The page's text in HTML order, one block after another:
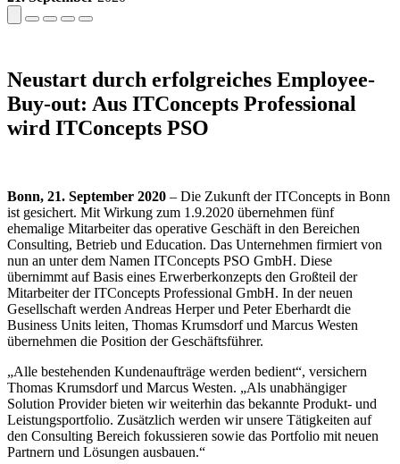
Neustart durch erfolgreiches Employee-
Buy-out: Aus ITConcepts Professional
wird ITConcepts PSO
Bonn, 21. September 2020 – Die Zukunft der ITConcepts in Bonn
ist gesichert. Mit Wirkung zum 1.9.2020 übernehmen fünf
ehemalige Mitarbeiter das operative Geschäft in den Bereichen
Consulting, Betrieb und Education. Das Unternehmen firmiert von
nun an unter dem Namen ITConcepts PSO GmbH. Diese
übernimmt auf Basis eines Erwerberkonzepts den Großteil der
Mitarbeiter der ITConcepts Professional GmbH. In der neuen
Gesellschaft werden Andreas Herper und Peter Eberhardt die
Business Units leiten, Thomas Krumsdorf und Marcus Westen
übernehmen die Position der Geschäftsführer.
„Alle bestehenden Kundenaufträge werden bedient“, versichern
Thomas Krumsdorf und Marcus Westen. „Als unabhängiger
Solution Provider bieten wir weiterhin das bekannte Produkt- und
Leistungsportfolio. Zusätzlich werden wir unsere Tätigkeiten auf
den Consulting Bereich fokussieren sowie das Portfolio mit neuen
Partnern und Lösungen ausbauen.“